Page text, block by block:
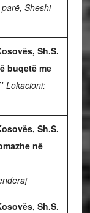
Sheshi
Sh.S.
buqetë me
Lokacioni:
Sh.S.
në
Sh.S.